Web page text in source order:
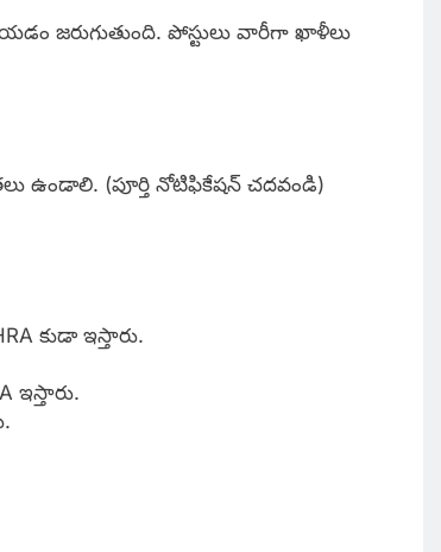
జరుగుతుంది. పోస్టులు వారీగా ఖాళీలు
ఉండాలి. (పూర్తి నోటిఫికేషన్ చదవండి)
కుడా ఇస్తారు.